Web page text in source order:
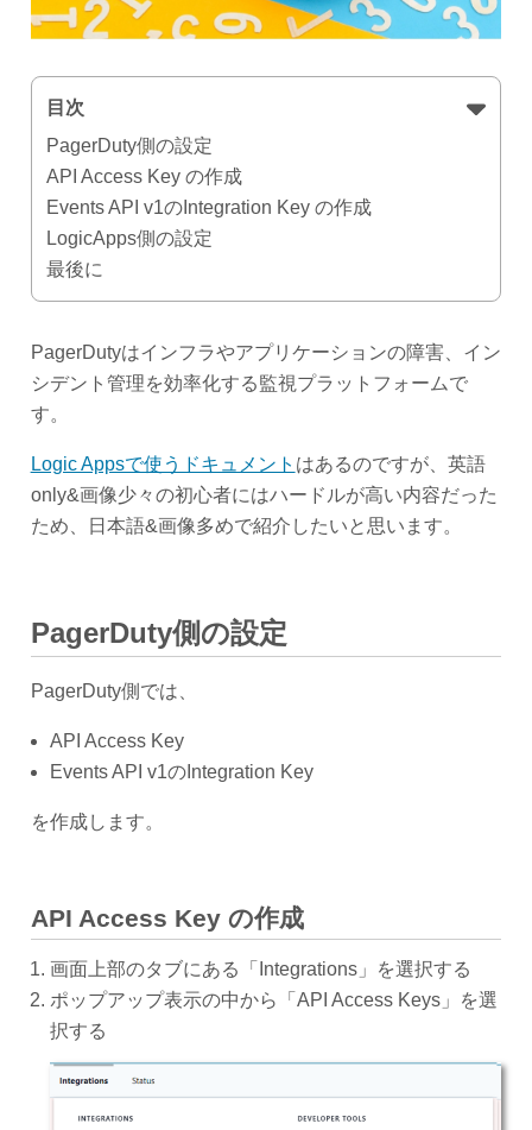
目次
PagerDuty側の設定
API Access Key の作成
Events API v1のIntegration Key の作成
LogicApps側の設定
最後に
PagerDutyはインフラやアプリケーションの障害、イン
シデント管理を効率化する監視プラットフォームで
す。
Logic Appsで使うドキュメント はあるのですが、英語
only&画像少々の初心者にはハードルが高い内容だった
ため、日本語&画像多めで紹介したいと思います。
PagerDuty側の設定
PagerDuty側では、
API Access Key
Events API v1のIntegration Key
を作成します。
API Access Key の作成
画面上部のタブにある「Integrations」を選択する
ポップアップ表示の中から「API Access Keys」を選
択する